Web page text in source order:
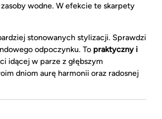
wodne. W efekcie te skarpety
stonowanych stylizacji. Sprawdzi
odpoczynku. To praktyczny i
idącej w parze z głębszym
dniom aurę harmonii oraz radosnej